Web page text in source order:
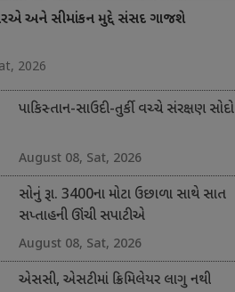
અને સીમાંકન મુદ્દે સંસદ ગાજશે
2026
પાકિસ્તાન-સાઉદી-તુર્કી વચ્ચે સંરક્ષણ સોદો
August 08, Sat, 2026
સોનું રૂા. 3400ના મોટા ઉછાળા સાથે સાત
સપ્તાહની ઊંચી સપાટીએ
August 08, Sat, 2026
એસસી, એસટીમાં ક્રિમિલેયર લાગુ નથી